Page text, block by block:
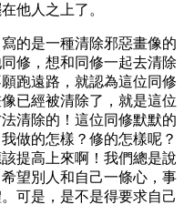
他人之上了。
的是一種清除邪惡畫像的
修，想和同修一起去清除
跑遠路，就認為這位同修
已經被清除了，就是這位
清除的！這位同修默默的
做的怎樣？修的怎樣呢？
提高上來啊！我們總是說
望別人和自己一條心，事
可是，是不是得要求自己